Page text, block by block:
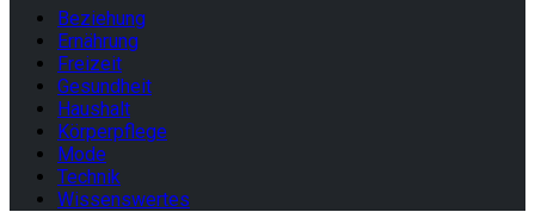
Beziehung
Ernährung
Freizeit
Gesundheit
Haushalt
Körperpflege
Mode
Technik
Wissenswertes